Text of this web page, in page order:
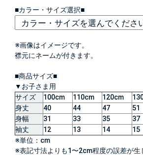
■カラー・サイズ選択■
※画像はイメージです。
襟元にネームが付きます。
■商品サイズ■
▼お子さま用
サイズ
100cm 110cm 120cm
身丈
40 44 47
51
身幅
31 33 35
37
袖丈
12 13 14
15
※単位：cm
※表記寸法よりも1〜2cm程度の誤差が生